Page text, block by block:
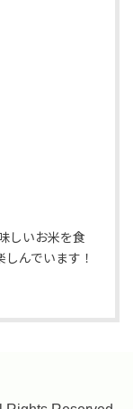
しいお米を食
んでいます！